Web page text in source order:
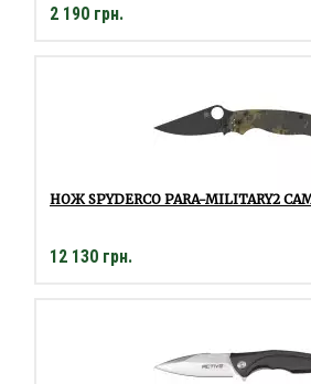
2 190 грн.
НОЖ SPYDERCO PARA-MILITARY2
12 130 грн.